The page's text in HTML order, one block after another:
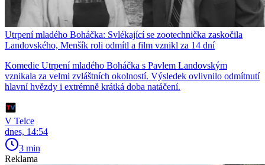
Utrpení mladého Boháčka: Svlékající se zootechnička zaskočila
Landovského, Menšík roli odmítl a film vznikl za 14 dní
Komedie Utrpení mladého Boháčka s Pavlem Landovským
vznikala za velmi zvláštních okolností. Výsledek ovlivnilo odmítnutí
hlavní hvězdy i extrémně krátká doba natáčení.
V Telce
dnes, 14:54
3 min
Reklama